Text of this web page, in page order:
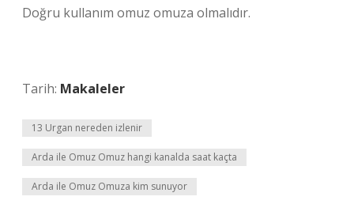
Doğru kullanım omuz omuza olmalıdır.
Tarih: Makaleler
13 Urgan nereden izlenir
Arda ile Omuz Omuz hangi kanalda saat kaçta
Arda ile Omuz Omuza kim sunuyor